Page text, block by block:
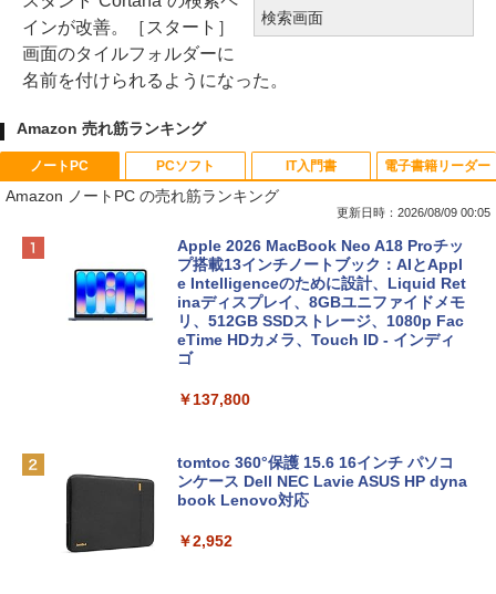
検索画面
インが改善。［スタート］
画面のタイルフォルダーに
名前を付けられるようになった。
Amazon 売れ筋ランキング
ノートPC
Amazon ノートPC の売れ筋ランキング
更新日時：2026/08/09 00:05
Apple 2026 MacBook Neo A18 Proチッ
プ搭載13インチノートブック：AIとAppl
e Intelligenceのために設計、Liquid Ret
inaディスプレイ、8GBユニファイドメモ
リ、512GB SSDストレージ、1080p Fac
eTime HDカメラ、Touch ID - インディ
ゴ
￥137,800
tomtoc 360°保護 15.6 16インチ パソコ
ンケース Dell NEC Lavie ASUS HP dyna
book Lenovo対応
￥2,952
PCソフト IT入門書 電子書籍リーダー